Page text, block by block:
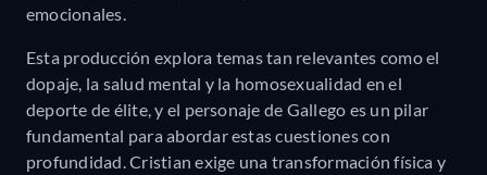
emocionales.
Esta producción explora temas tan relevantes como el
dopaje, la salud mental y la homosexualidad en el
deporte de élite, y el personaje de Gallego es un pilar
fundamental para abordar estas cuestiones con
profundidad. Cristian exige una transformación física y